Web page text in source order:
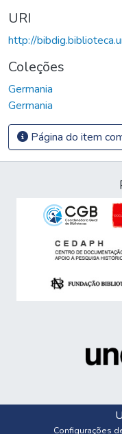
URI
http://
Coleções
Germania
Germania
Página do item
Configurações